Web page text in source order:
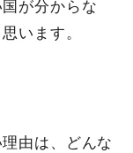
が分からな
います。
由は、どんな